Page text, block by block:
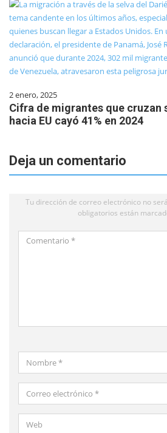
2 enero, 2025
Cifra de migrantes que cruzan
hacia EU cayó 41% en 2024
Deja un comentario
Tu dirección de correo electrónico no
obligatorios están
Comentario
Nombre
*
Correo
electrónico
*Web